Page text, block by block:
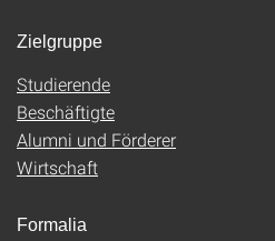
Zielgruppe
Studierende
Beschäftigte
Alumni und Förderer
Wirtschaft
Formalia